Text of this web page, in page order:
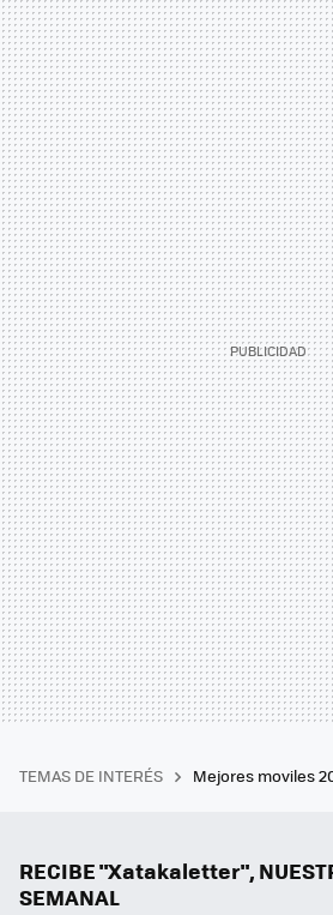
TEMAS DE INTERÉS Mejores moviles
RECIBE "Xatakaletter",
SEMANAL